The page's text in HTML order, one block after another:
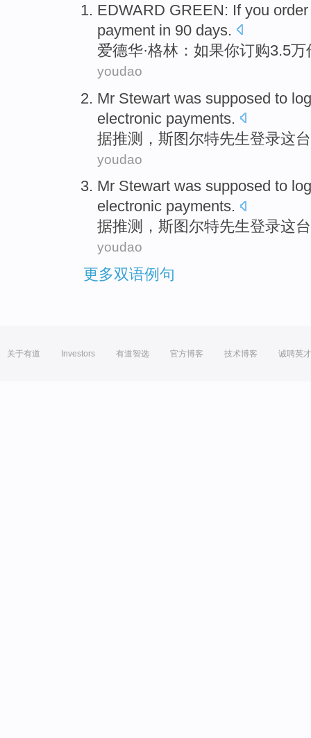
EDWARD GREEN: If you order
payment in 90 days.
爱德华·格林 ： 如果你订购3.5万
youdao
Mr Stewart was supposed to
electronic payments.
据推测 ，斯图尔特先生登录这
youdao
Mr Stewart was supposed to
electronic payments.
据推测 ，斯图尔特先生登录这
youdao
更多双语例句
关于有道 Investors 有道智选 官方博客 技术博客 诚聘英才